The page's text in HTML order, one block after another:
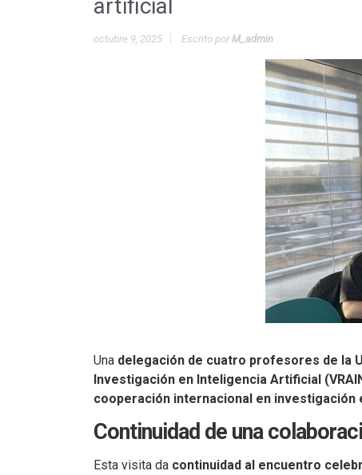
artificial
octubre 9, 2025 Escrito por M_admin
Una delegación de cuatro profesores de la
Investigación en Inteligencia Artificial
cooperación internacional en investigación
Continuidad de una
Esta visita da continuidad al encuentro